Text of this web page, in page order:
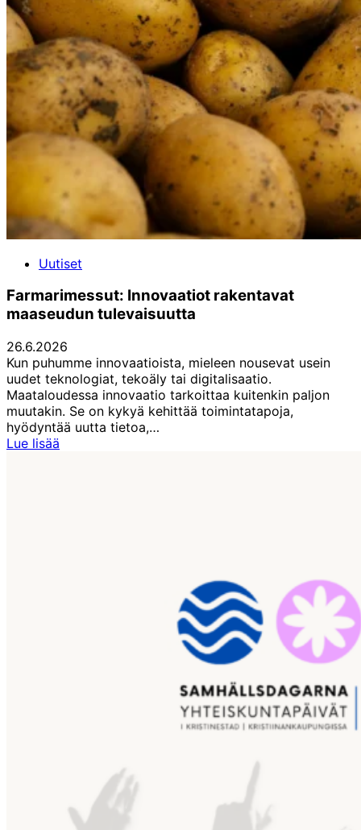
Uutiset
Farmarimessut: Innovaatiot rakentavat
maaseudun tulevaisuutta
26.6.2026
Kun puhumme innovaatioista, mieleen nousevat usein
uudet teknologiat, tekoäly tai digitalisaatio.
Maataloudessa innovaatio tarkoittaa kuitenkin paljon
muutakin. Se on kykyä kehittää toimintatapoja,
hyödyntää uutta tietoa,…
Lue lisää